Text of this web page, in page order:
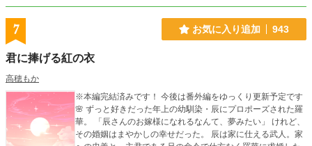
7 お気に入り追加 943
君に捧げる紅の衣
高穂もか
※本編完結済みです！ 今後は番外編をゆっくり更新予定です
🌸 ずっと好きだった年上の幼馴染・辰にプロポーズされた羅
華。 「辰さんのお嫁様になれるなんて、夢みたい」 けれど、
その婚姻はまやかしの幸せだった。 辰は家に仕える武人。家